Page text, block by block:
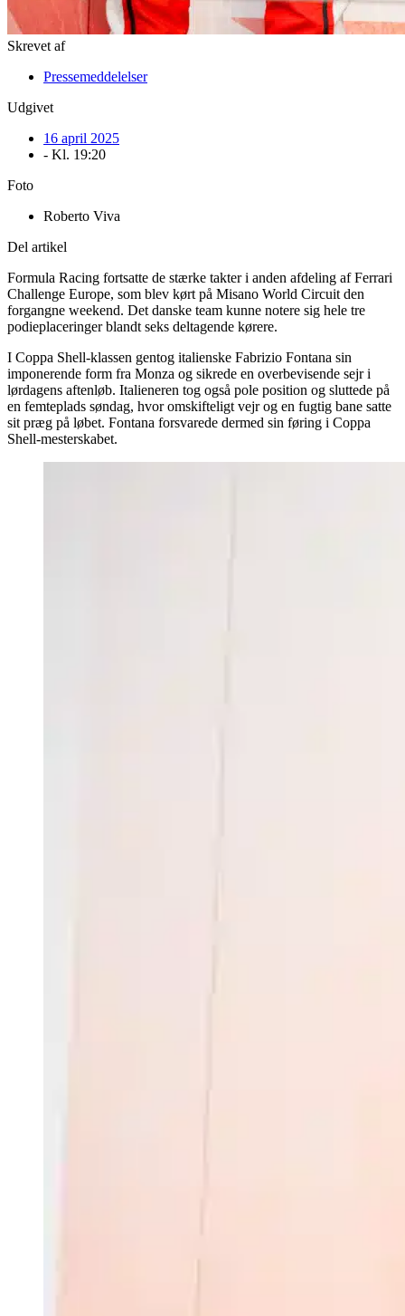
Skrevet af
Pressemeddelelser
Udgivet
16 april 2025
- Kl. 19:20
Foto
Roberto Viva
Del artikel
Formula Racing fortsatte de stærke takter i anden afdeling af Ferrari
Challenge Europe, som blev kørt på Misano World Circuit den
forgangne weekend. Det danske team kunne notere sig hele tre
podieplaceringer blandt seks deltagende kørere.
I Coppa Shell-klassen gentog italienske Fabrizio Fontana sin
imponerende form fra Monza og sikrede en overbevisende sejr i
lørdagens aftenløb. Italieneren tog også pole position og sluttede på
en femteplads søndag, hvor omskifteligt vejr og en fugtig bane satte
sit præg på løbet. Fontana forsvarede dermed sin føring i Coppa
Shell-mesterskabet.